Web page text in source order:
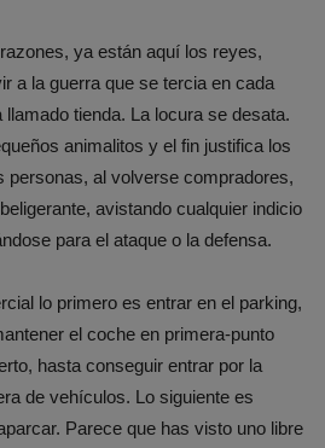
ya están aquí los reyes,
a la guerra que se tercia en cada
tienda. La locura se desata.
animalitos y el fin justifica los
personas, al volverse compradores,
avistando cualquier indicio
para el ataque o la defensa.
lo primero es entrar en el parking,
el coche en primera-punto
hasta conseguir entrar por la
de vehículos. Lo siguiente es
Parece que has visto uno libre